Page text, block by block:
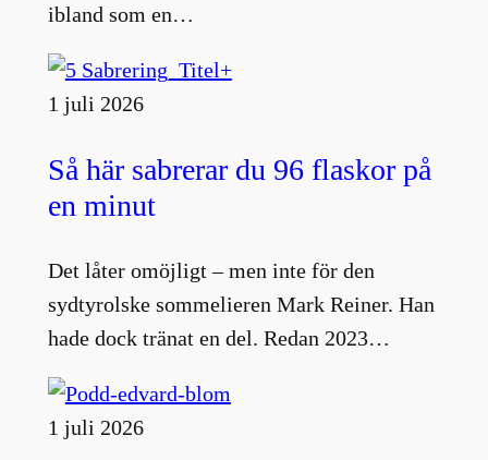
ibland som en…
1 juli 2026
Så här sabrerar du 96 flaskor på
en minut
Det låter omöjligt – men inte för den
sydtyrolske sommelieren Mark Reiner. Han
hade dock tränat en del. Redan 2023…
1 juli 2026